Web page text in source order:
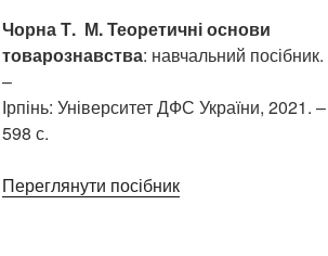
Чорна Т. М. Теоретичні основи
товарознавства: навчальний посібник.
–
Ірпінь: Університет ДФС України, 2021. –
598 с.
Переглянути посібник